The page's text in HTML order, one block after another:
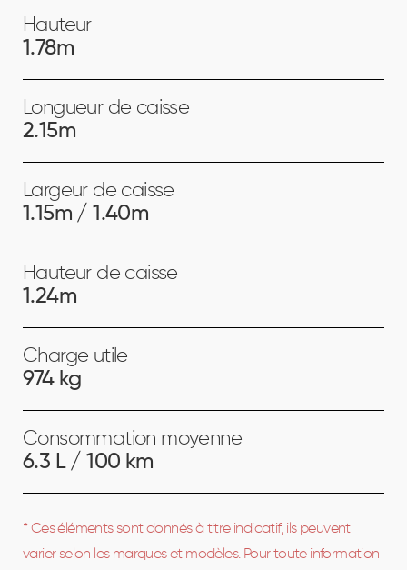
Hauteur
1.78m
Longueur de caisse
2.15m
Largeur de caisse
1.15m / 1.40m
Hauteur de caisse
1.24m
Charge utile
974 kg
Consommation moyenne
6.3 L / 100 km
* Ces éléments sont donnés à titre indicatif, ils peuvent
varier selon les marques et modèles. Pour toute information